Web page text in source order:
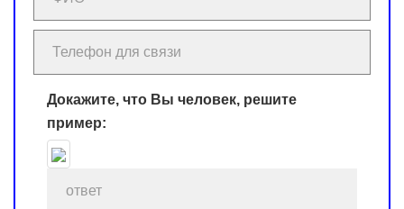
Докажите, что Вы человек, решите
пример: